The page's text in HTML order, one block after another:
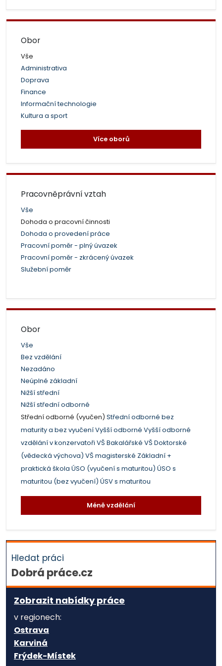
Obor
Vše
Administrativa
Doprava
Finance
Informační technologie
Kultura a sport
Více oborů
Pracovněprávní vztah
Vše
Dohoda o pracovní činnosti
Dohoda o provedení práce
Pracovní poměr - plný úvazek
Pracovní poměr - zkrácený úvazek
Služební poměr
Obor
Vše
Bez vzdělání
Nezadáno
Neúplné základní
Nižší střední
Nižší střední odborné
Střední odborné (vyučen) Střední odborné bez
maturity a bez vyučeníVyšší odborné Vyšší odborné
vzdělání v konzervatoři VŠ Bakalářské VŠ Doktorské
(vědecká výchova) VŠ magisterské Základní +
praktická škola ÚSO (vyučení s maturitou) ÚSO s
maturitou (bez vyučení) ÚSV s maturitou
Méně vzdělání
Hledat práci
Dobrá práce.cz
Zobrazit nabídky práce
v regionech:
Ostrava
Karviná
Frýdek-Místek